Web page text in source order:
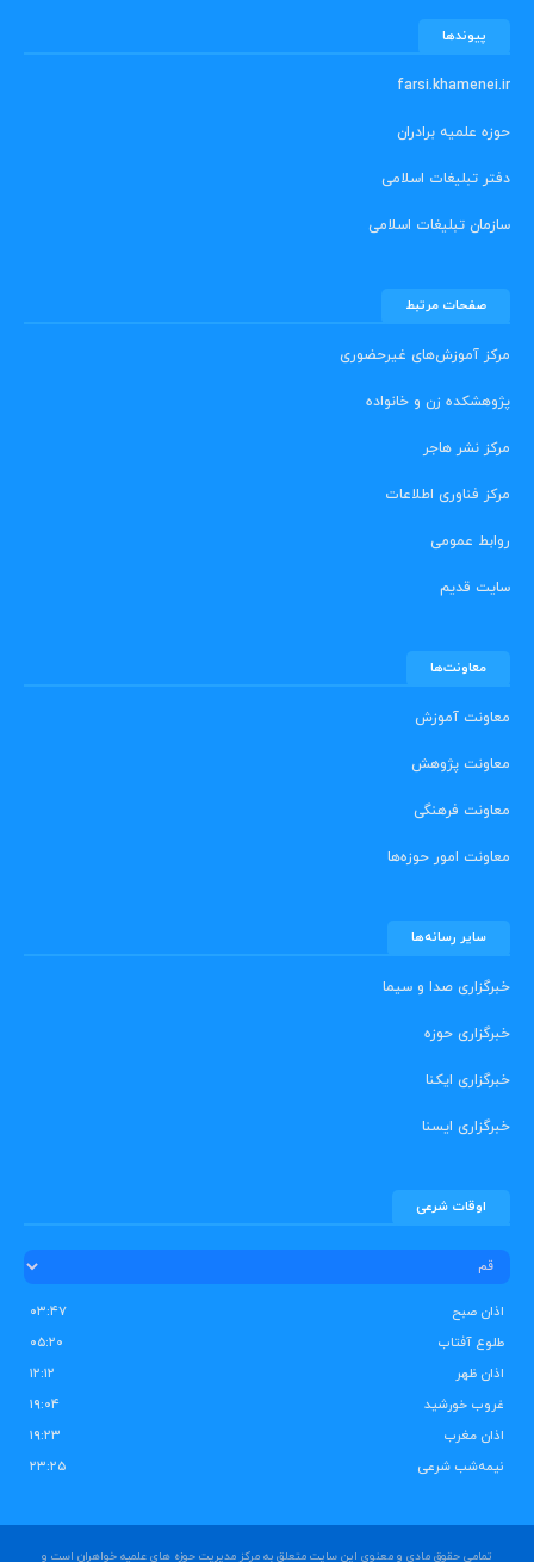
پیوندها
farsi.khamenei.ir
حوزه علمیه برادران
دفتر تبلیغات اسلامی
سازمان تبلیغات اسلامی
صفحات مرتبط
مرکز آموزش‌های غیرحضوری
پژوهشکده زن و خانواده
مرکز نشر هاجر
مرکز فناوری اطلاعات
روابط عمومی
سایت قدیم
معاونت‌ها
معاونت آموزش
معاونت پژوهش
معاونت فرهنگی
معاونت امور حوزه‌ها
سایر رسانه‌ها
خبرگزاری صدا و سیما
خبرگزاری حوزه
خبرگزاری ایکنا
خبرگزاری ایسنا
اوقات شرعی
اذان صبح
۰۳:۴۷
طلوع آفتاب
۰۵:۲۰
اذان ظهر
۱۲:۱۲
غروب خورشید
۱۹:۰۴
اذان مغرب
۱۹:۲۳
نیمه‌شب شرعی
۲۳:۲۵
تمامی حقوق مادی و معنوی این سایت متعلق به مرکز مدیریت حوزه های علمیه خواهران است و